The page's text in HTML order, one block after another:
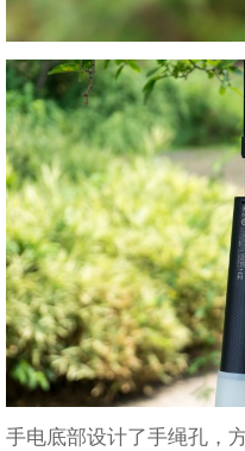
手电底部设计了手绳孔，